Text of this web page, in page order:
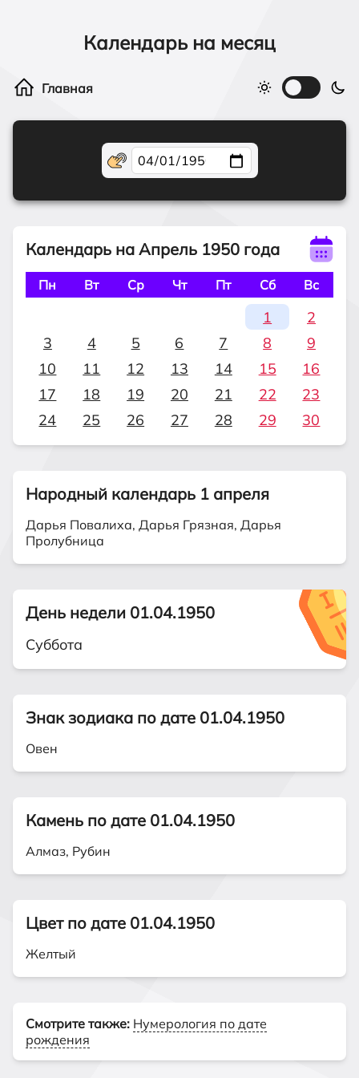
Календарь на месяц
Календарь на Апрель 1950 года
Пн Вт Ср Чт Пт Сб Вс
1
2
3
4 5 6 7 8
9
10
11 12 13 14 15
16
17
18 19 20 21 22
23
24
25 26 27 28 29 30
Народный календарь 1 апреля
Дарья Повалиха, Дарья Грязная, Дарья
Пролубница
День недели 01.04.1950
Суббота
Знак зодиака по дате 01.04.1950
Овен
Камень по дате 01.04.1950
Алмаз, Рубин
Цвет по дате 01.04.1950
Желтый
Смотрите также: Нумерология по дате
рождения